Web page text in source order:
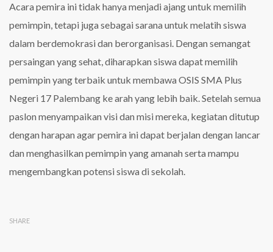
Acara pemira ini tidak hanya menjadi ajang untuk memilih
pemimpin, tetapi juga sebagai sarana untuk melatih siswa
dalam berdemokrasi dan berorganisasi. Dengan semangat
persaingan yang sehat, diharapkan siswa dapat memilih
pemimpin yang terbaik untuk membawa OSIS SMA Plus
Negeri 17 Palembang ke arah yang lebih baik. Setelah semua
paslon menyampaikan visi dan misi mereka, kegiatan ditutup
dengan harapan agar pemira ini dapat berjalan dengan lancar
dan menghasilkan pemimpin yang amanah serta mampu
mengembangkan potensi siswa di sekolah.
SHARE